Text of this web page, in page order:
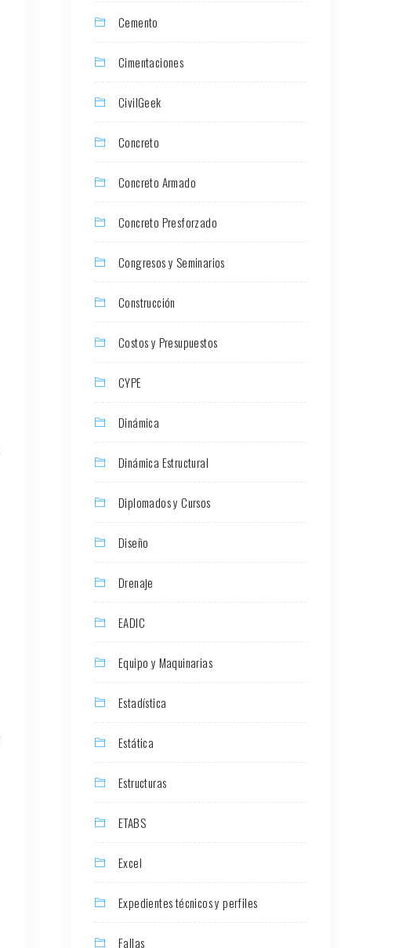
Cemento
Cimentaciones
CivilGeek
Concreto
Concreto Armado
Concreto Presforzado
Congresos y Seminarios
Construcción
Costos y Presupuestos
CYPE
Dinámica
Dinámica Estructural
Diplomados y Cursos
Diseño
Drenaje
EADIC
Equipo y Maquinarias
Estadística
Estática
Estructuras
ETABS
Excel
Expedientes técnicos y perfiles
Fallas